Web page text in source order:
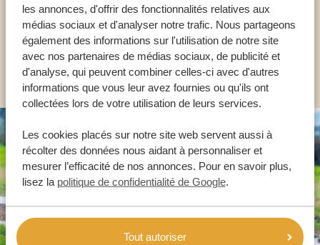
les annonces, d'offrir des fonctionnalités relatives aux
médias sociaux et d'analyser notre trafic. Nous partageons
également des informations sur l'utilisation de notre site
avec nos partenaires de médias sociaux, de publicité et
d'analyse, qui peuvent combiner celles-ci avec d'autres
informations que vous leur avez fournies ou qu'ils ont
collectées lors de votre utilisation de leurs services.
Les cookies placés sur notre site web servent aussi à
récolter des données nous aidant à personnaliser et
mesurer l’efficacité de nos annonces. Pour en savoir plus,
lisez la politique de confidentialité de Google.
Tout autoriser
FR:+33 2 57 88 00 88
AUTRES PAYS